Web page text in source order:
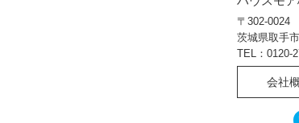
〒302-0024
茨城県取手
TEL：0120-
会社